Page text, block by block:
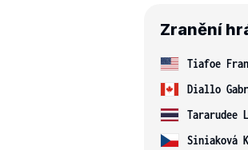
Zranění
Tiafoe
Diallo
Tararudee
Siniaková